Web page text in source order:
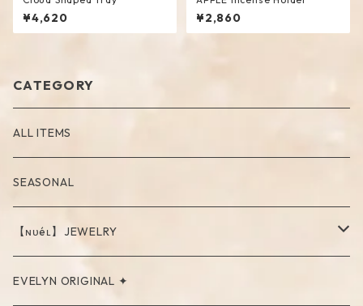
¥4,620 ¥2,860
CATEGORY
ALL ITEMS
SEASONAL
【ɴᴜéʟ】JEWELRY
PIERCE
EVELYN ORIGINAL ✦